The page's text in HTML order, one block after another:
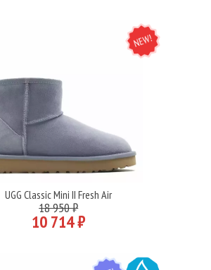
NEW
Подробнее
UGG Classic Mini II Fresh Air
18 950 ₽
10 714 ₽
HIT WATER